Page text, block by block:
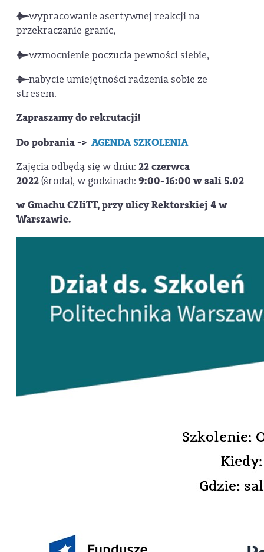
wypracowanie asertywnej reakcji na
przekraczanie granic,
wzmocnienie poczucia pewności siebie,
nabycie umiejętności radzenia sobie ze
stresem.
Zapraszamy do rekrutacji!
Do pobrania -> AGENDA SZKOLENIA
Zajęcia odbędą się w dniu: 22 czerwca
2022(środa), w godzinach: 9:00-16:00 w sali 5.02
w Gmachu CZIiTT, przy ulicy Rektorskiej 4 w
Warszawie.